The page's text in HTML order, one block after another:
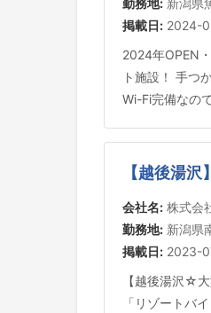
勤務地: 新潟県
掲載日: 2024-
2024年OPEN
ト施設！ 手つ
Wi-Fi完備なの
【越後湯
会社名: 株式会
勤務地: 新潟県
掲載日: 2023-
【越後湯沢☆
「リゾートバ